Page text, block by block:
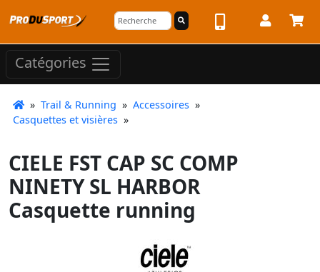
Catégories
» Trail & Running » Accessoires »
Casquettes et visières »
CIELE FST CAP SC COMP
NINETY SL HARBOR
Casquette running